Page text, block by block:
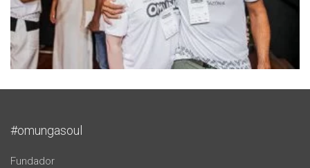
#omungasoul
Fundador